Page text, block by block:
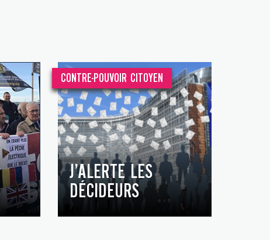
CONTRE-POUVOIR CITOYEN
J’ALERTE LES
DÉCIDEURS